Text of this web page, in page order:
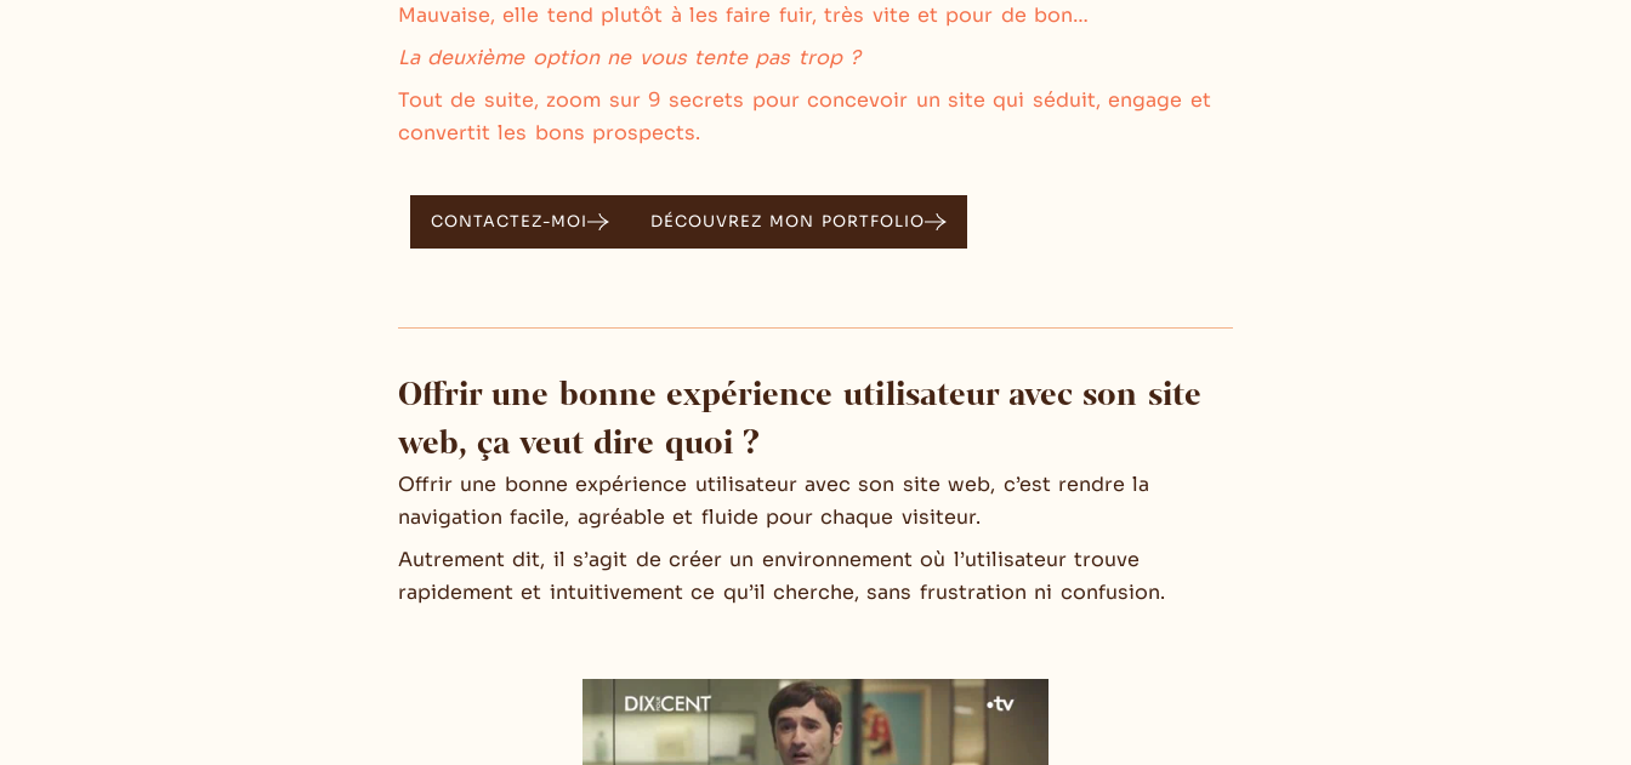
Mauvaise, elle tend plutôt à les faire fuir, très vite et pour de bon…
La deuxième option ne vous tente pas trop ?
Tout de suite, zoom sur 9 secrets pour concevoir un site qui séduit, engage et
convertit les bons prospects.
CONTACTEZ-MOI DÉCOUVREZ MON PORTFOLIO
Offrir une bonne expérience utilisateur avec son site
web, ça veut dire quoi ?
Offrir une bonne expérience utilisateur avec son site web, c’est rendre la
navigation facile, agréable et fluide pour chaque visiteur.
Autrement dit, il s’agit de créer un environnement où l’utilisateur trouve
rapidement et intuitivement ce qu’il cherche, sans frustration ni confusion.